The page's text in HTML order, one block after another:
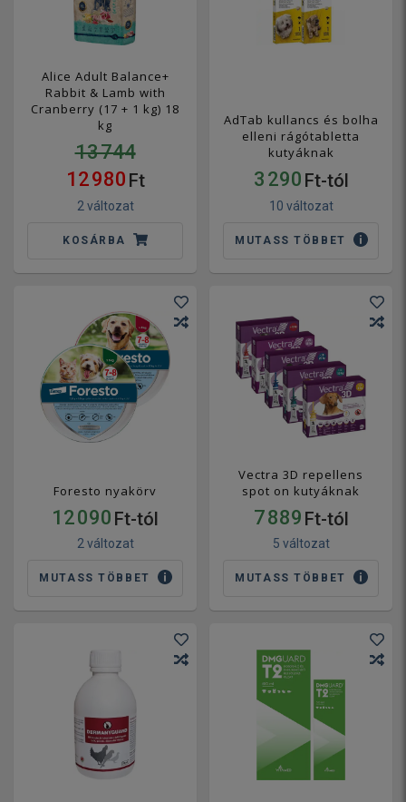
Alice Adult Balance+
Rabbit & Lamb with
Cranberry (17 + 1 kg) 18
kg
13 744
12 980 Ft
2 változat
KOSÁRBA
AdTab kullancs és bolha
elleni rágótabletta
kutyáknak
3 290 Ft-tól
10 változat
MUTASS TÖBBET
Foresto nyakörv
12 090 Ft-tól
2 változat
MUTASS TÖBBET
Vectra 3D repellens
spot on kutyáknak
7 889 Ft-tól
5 változat
MUTASS TÖBBET